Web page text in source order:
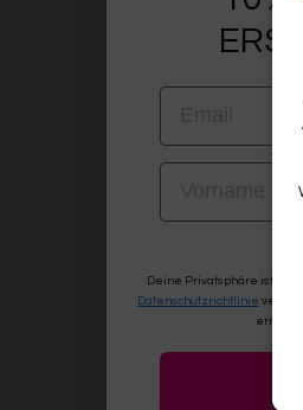
Esprit Teppich In-
"Soul Jack"
EMAIL
VORNAME
Deine Privatsphäre ist uns
Datenschutzrichtlinie